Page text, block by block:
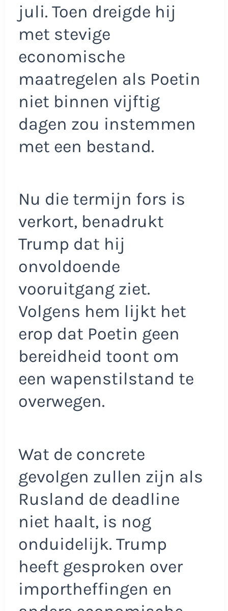
juli. Toen dreigde hij
met stevige
economische
maatregelen als Poetin
niet binnen vijftig
dagen zou instemmen
met een bestand.
Nu die termijn fors is
verkort, benadrukt
Trump dat hij
onvoldoende
vooruitgang ziet.
Volgens hem lijkt het
erop dat Poetin geen
bereidheid toont om
een wapenstilstand te
overwegen.
Wat de concrete
gevolgen zullen zijn als
Rusland de deadline
niet haalt, is nog
onduidelijk. Trump
heeft gesproken over
importheffingen en